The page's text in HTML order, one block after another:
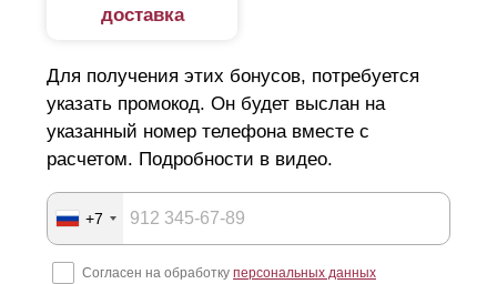
доставка
Для получения этих бонусов, потребуется
указать промокод. Он будет выслан на
указанный номер телефона вместе с
расчетом. Подробности в видео.
+7
Согласен на обработку персональных данных